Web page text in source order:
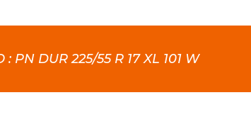
DUR 225/55 R 17 XL 101 W